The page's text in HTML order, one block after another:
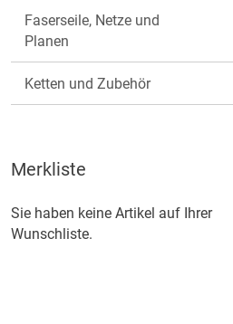
Faserseile, Netze und
Planen
Ketten und Zubehör
Merkliste
Sie haben keine Artikel auf Ihrer
Wunschliste.